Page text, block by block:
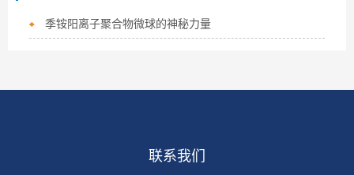
季铵阳离子聚合物微球的神秘力量
联系我们